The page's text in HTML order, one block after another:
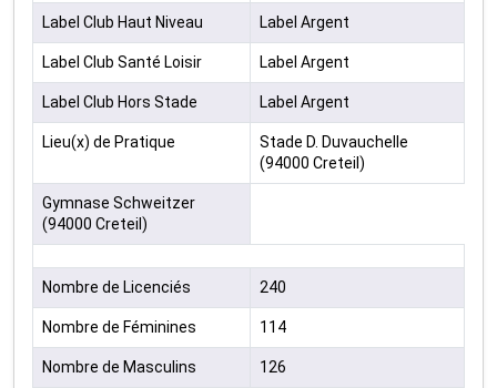
Label Club Haut Niveau Label Argent
Label Club Santé Loisir Label Argent
Label Club Hors Stade Label Argent
Lieu(x) de Pratique
Stade D. Duvauchelle
(94000 Creteil)
Gymnase Schweitzer
(94000 Creteil)
Nombre de Licenciés 240
Nombre de Féminines 114
Nombre de Masculins 126